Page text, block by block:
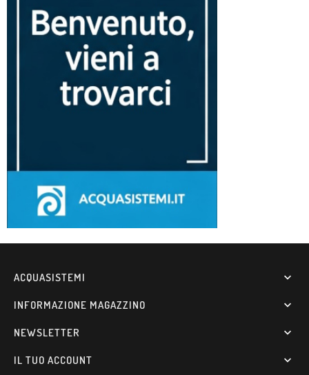
ACQUASISTEMI 
INFORMAZIONE MAGAZZINO 
NEWSLETTER 
IL TUO ACCOUNT 